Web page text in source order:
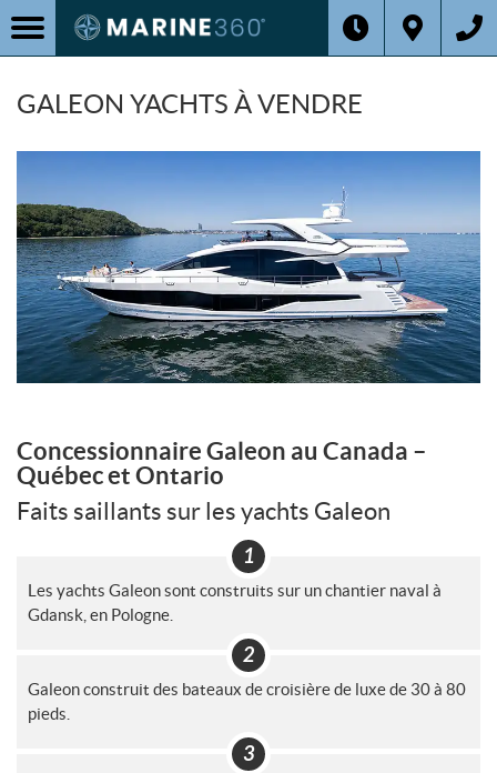
GALEON YACHTS À VENDRE
Concessionnaire Galeon au Canada –
Québec et Ontario
Faits saillants sur les yachts Galeon
Les yachts Galeon sont construits sur un chantier naval à
Gdansk, en Pologne.
Galeon construit des bateaux de croisière de luxe de 30 à 80
pieds.